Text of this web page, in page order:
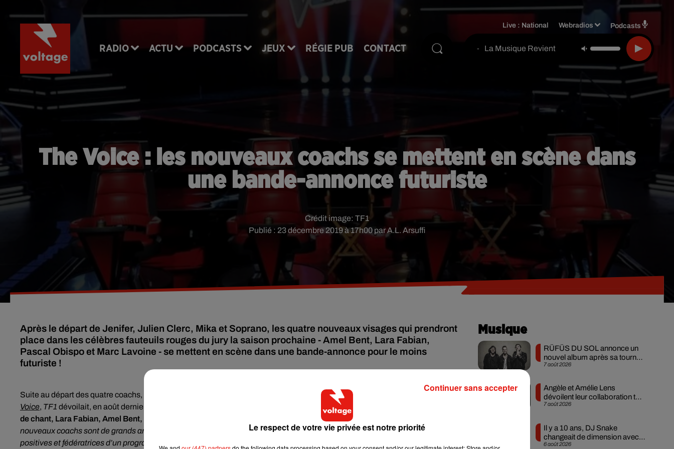
RADIO ACTU PODCASTS JEUX RÉGIE PUB CONTACT
Live : National Webradios Podcasts
- La Musique Revient
The Voice : les nouveaux coachs se mettent en scène dans
une bande-annonce futuriste
Publié : 23 décembre 2019 à 17h00 par A.L. Arsuffi
Crédit image: TF1
Après le départ de Jenifer, Julien Clerc, Mika et Soprano, les quatre nouveaux visages qui prendront
place dans les célèbres fauteuils rouges du jury la saison prochaine - Amel Bent, Lara Fabian,
Pascal Obispo et Marc Lavoine - se mettent en scène dans une bande-annonce pour le moins
futuriste !
Suite au départ des quatre coachs, Jenifer, Mika, Soprano et Julien Clerc, à la fin de la huitième saison de
Voice, TF1 dévoilait, en août dernier, ses prestigieux remplaçants. Ainsi,
pour la neuvième saison de la mythique émission
de chant, Lara Fabian, Amel Bent, Marc Lavoine et Pascal Obispo ont été choisi pour prendre place dans le jury
nouveaux coachs sont de grands artistes qui ont marqué la chanson française. Ils sont en adéquation avec les valeurs
positives et fédératrices d’un programme tel que 'The Voice'. Et je suis heureux de les accueillir"
Musique
7 août 2026
RÜFÜS DU SOL annonce un
nouvel album après sa tournée
mondiale
7 août 2026
Angèle et Amélie Lens
dévoilent leur collaboration tant
attendue
6 août 2026
Il y a 10 ans, DJ Snake
changeait de dimension avec
son premier...
Le respect de votre vie privée est notre priorité
Continuer sans accepter